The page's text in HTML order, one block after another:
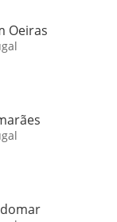
Oeiras